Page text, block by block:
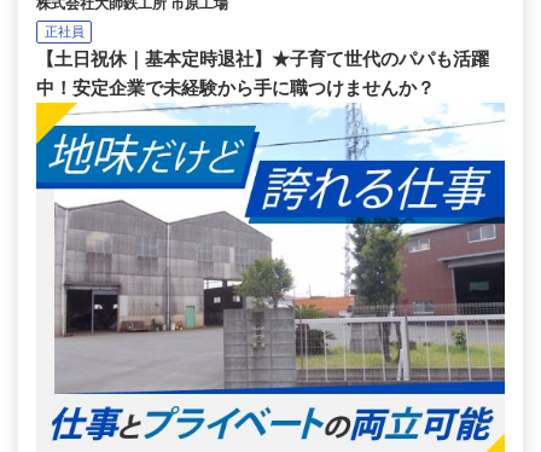
株式会社大師鉄工所 市原工場
正社員
【土日祝休｜基本定時退社】★子育て世代のパパも活躍
中！安定企業で未経験から手に職つけませんか？